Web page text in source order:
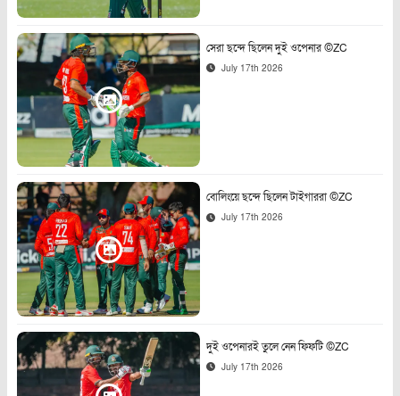
সেরা ছন্দে ছিলেন দুই ওপেনার ©ZC
July 17th 2026
বোলিংয়ে ছন্দে ছিলেন টাইগাররা ©ZC
July 17th 2026
দুই ওপেনারই তুলে নেন ফিফটি ©ZC
July 17th 2026